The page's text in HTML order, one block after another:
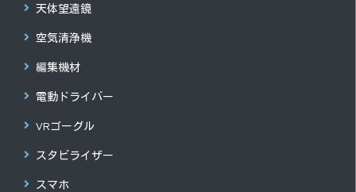
天体望遠鏡
空気清浄機
編集機材
電動ドライバー
VRゴーグル
スタビライザー
スマホ